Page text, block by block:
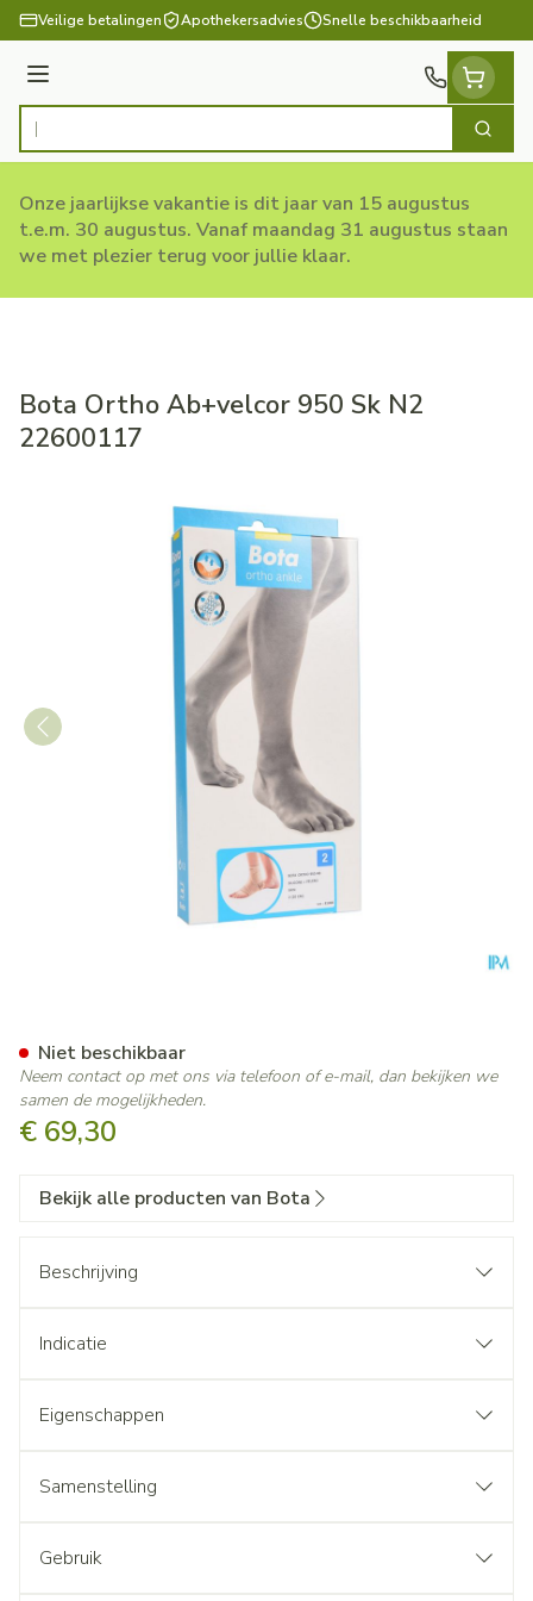
Ga naar de inhoud
Veilige betalingen Apothekersadvies Snelle beschikbaarheid
Menu
Product, merk, categorie... Zoek
Onze jaarlijkse vakantie is dit jaar van 15 augustus
t.e.m. 30 augustus. Vanaf maandag 31 augustus staan
we met plezier terug voor jullie klaar.
Bota Ortho Ab+velcor 950 Sk N2
22600117
€ 69,30
Niet beschikbaar
Neem contact op met ons via telefoon of e-mail, dan bekijken we
samen de mogelijkheden.
Bekijk alle producten van Bota
Beschrijving
Indicatie
Eigenschappen
Samenstelling
Gebruik